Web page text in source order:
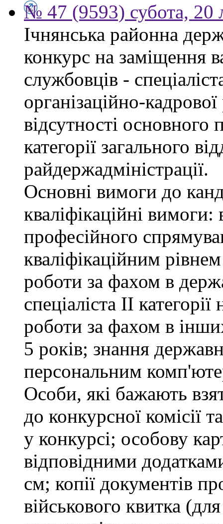
№ 47 (9593) субота, 20
Ічнянська районна
конкурс на заміщення
службовців -
організаційно-
відсутності основного
категорії загального
райдержадміністрації.
Основні вимоги до
кваліфікаційні
професійного
кваліфікаційним
роботи за фахом в
спеціаліста ІІ
роботи за фахом в
5 років; знання
персональним
Особи, які бажають
до конкурсної комісії
у конкурсі; особову
відповідними
см; копії документів
військового квитка